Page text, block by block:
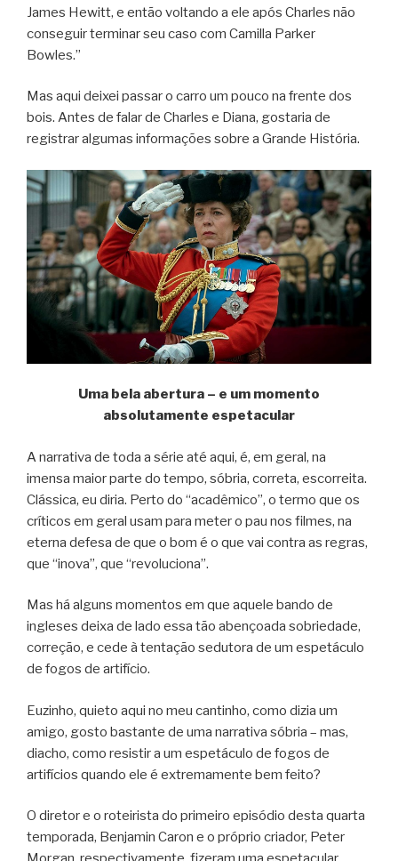
James Hewitt, e então voltando a ele após Charles não
conseguir terminar seu caso com Camilla Parker
Bowles.”
Mas aqui deixei passar o carro um pouco na frente dos
bois. Antes de falar de Charles e Diana, gostaria de
registrar algumas informações sobre a Grande História.
Uma bela abertura – e um momento
absolutamente espetacular
A narrativa de toda a série até aqui, é, em geral, na
imensa maior parte do tempo, sóbria, correta, escorreita.
Clássica, eu diria. Perto do “acadêmico”, o termo que os
críticos em geral usam para meter o pau nos filmes, na
eterna defesa de que o bom é o que vai contra as regras,
que “inova”, que “revoluciona”.
Mas há alguns momentos em que aquele bando de
ingleses deixa de lado essa tão abençoada sobriedade,
correção, e cede à tentação sedutora de um espetáculo
de fogos de artifício.
Euzinho, quieto aqui no meu cantinho, como dizia um
amigo, gosto bastante de uma narrativa sóbria – mas,
diacho, como resistir a um espetáculo de fogos de
artifícios quando ele é extremamente bem feito?
O diretor e o roteirista do primeiro episódio desta quarta
temporada, Benjamin Caron e o próprio criador, Peter